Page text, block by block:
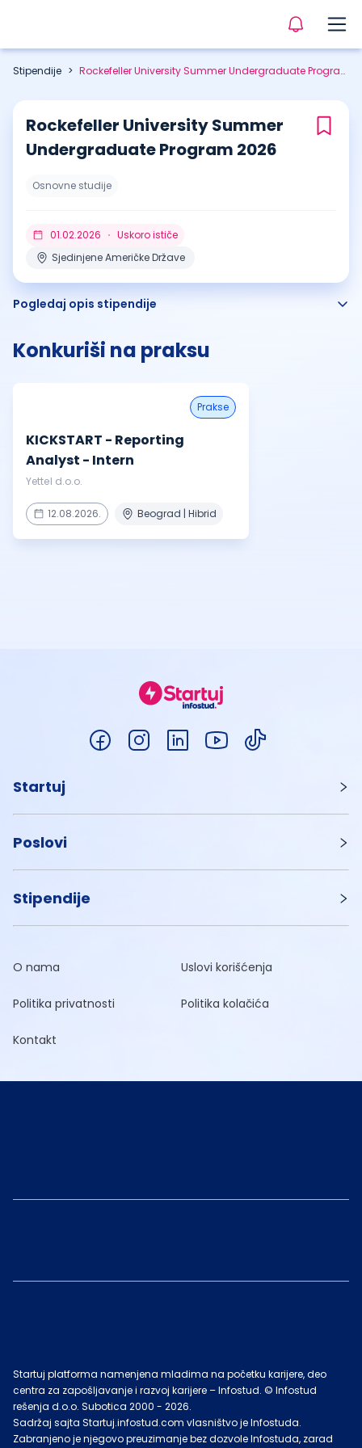
Stipendije > Rockefeller University Summer Undergraduate Program 2026
Rockefeller University Summer
Undergraduate Program 2026
Osnovne studije
01.02.2026
Uskoro ističe
Sjedinjene Američke Države
Pogledaj opis stipendije
Konkuriši na praksu
prakse
KICKSTART - Reporting
Analyst - Intern
Yettel d.o.o.
12.08.2026. Beograd | Hibrid
Startuj
Poslovi
Stipendije
O nama Uslovi korišćenja
Politika privatnosti Politika kolačića
Kontakt
Startuj platforma namenjena mladima na početku karijere, deo
centra za zapošljavanje i razvoj karijere – Infostud. © Infostud
rešenja d.o.o. Subotica 2000 - 2026.
Sadržaj sajta Startuj.infostud.com vlasništvo je Infostuda.
Zabranjeno je njegovo preuzimanje bez dozvole Infostuda, zarad